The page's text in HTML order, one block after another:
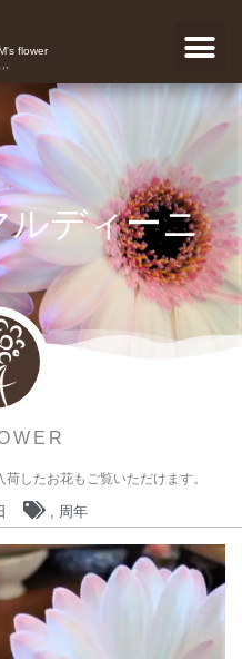
flower
す。
ルディーニ
したお花もご覧いただけます。
, 周年